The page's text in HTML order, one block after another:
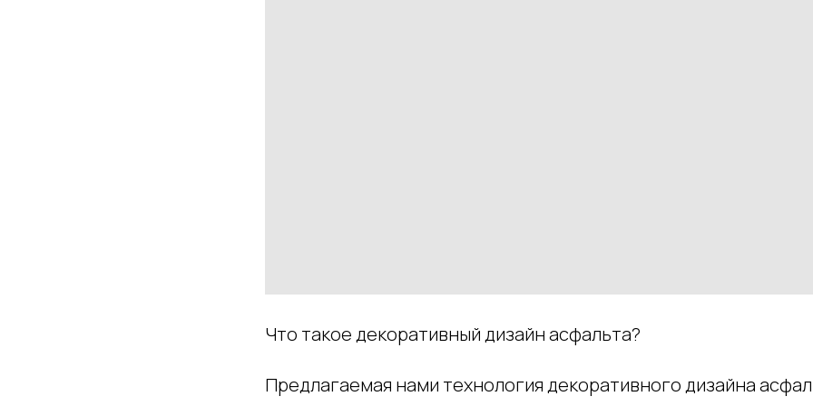
Что такое декоративный дизайн асфальта?
Предлагаемая нами технология декоративного дизайна